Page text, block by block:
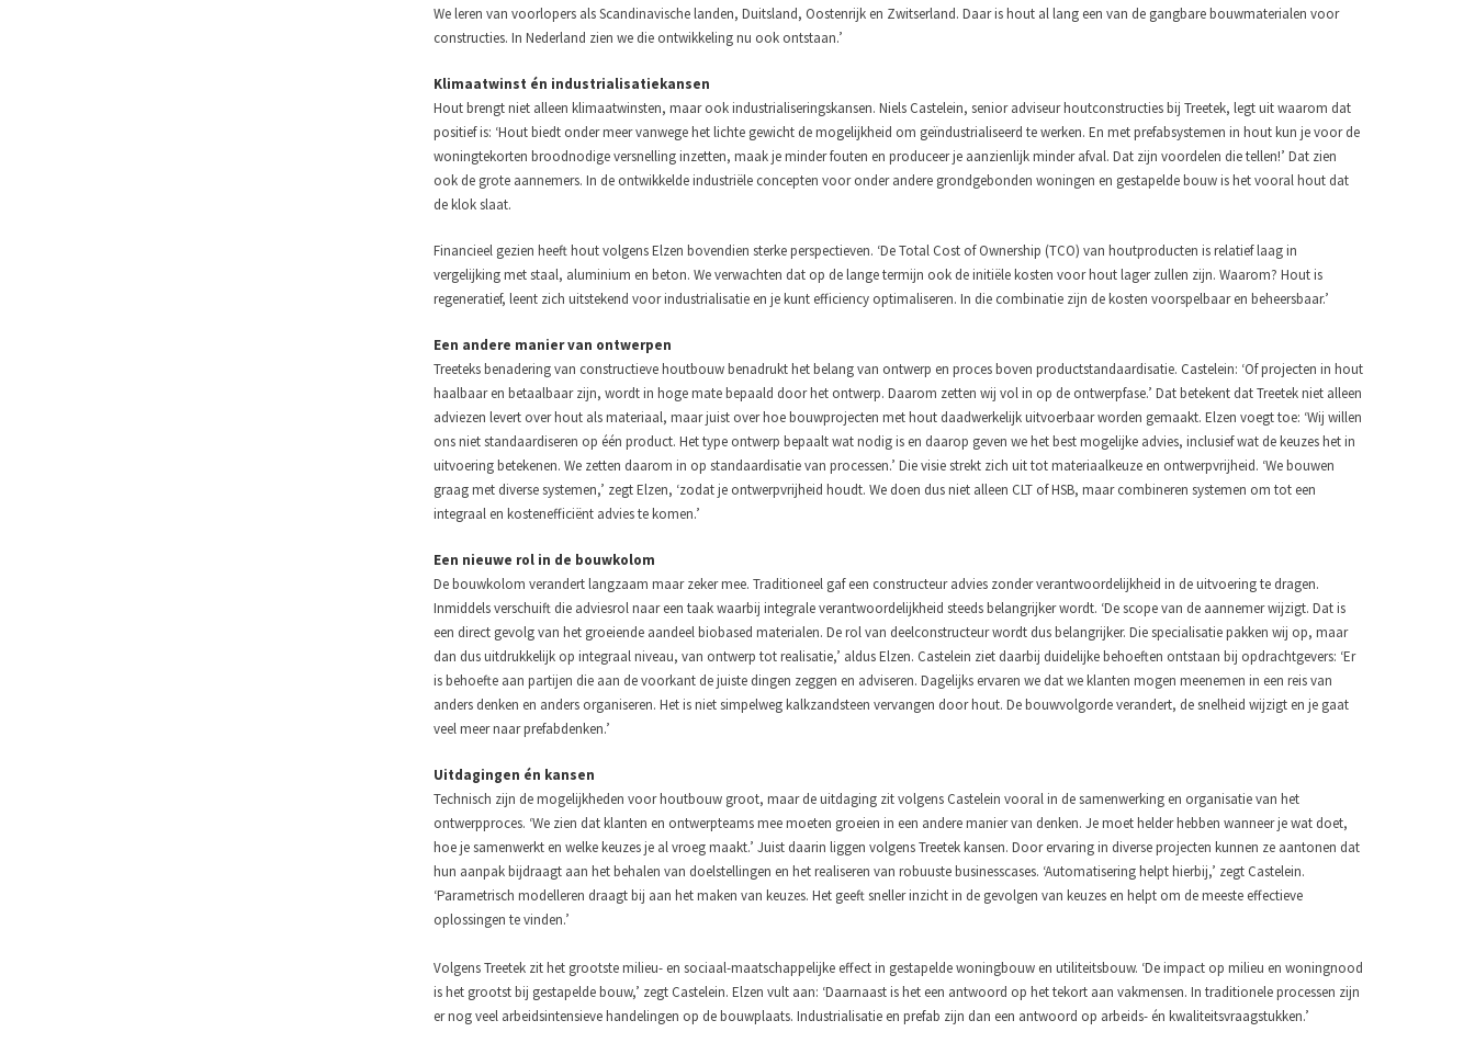
We leren van voorlopers als Scandinavische landen, Duitsland, Oostenrijk en Zwitserland. Daar is hout al lang een van de gangbare bouwmaterialen voor
constructies. In Nederland zien we die ontwikkeling nu ook ontstaan.’
Klimaatwinst én industrialisatiekansen
Hout brengt niet alleen klimaatwinsten, maar ook industrialiseringskansen. Niels Castelein, senior adviseur houtconstructies bij Treetek, legt uit waarom dat
positief is: ‘Hout biedt onder meer vanwege het lichte gewicht de mogelijkheid om geïndustrialiseerd te werken. En met prefabsystemen in hout kun je voor de
woningtekorten broodnodige versnelling inzetten, maak je minder fouten en produceer je aanzienlijk minder afval. Dat zijn voordelen die tellen!’ Dat zien
ook de grote aannemers. In de ontwikkelde industriële concepten voor onder andere grondgebonden woningen en gestapelde bouw is het vooral hout dat
de klok slaat.
Financieel gezien heeft hout volgens Elzen bovendien sterke perspectieven. ‘De Total Cost of Ownership (TCO) van houtproducten is relatief laag in
vergelijking met staal, aluminium en beton. We verwachten dat op de lange termijn ook de initiële kosten voor hout lager zullen zijn. Waarom? Hout is
regeneratief, leent zich uitstekend voor industrialisatie en je kunt efficiency optimaliseren. In die combinatie zijn de kosten voorspelbaar en beheersbaar.’
Een andere manier van ontwerpen
Treeteks benadering van constructieve houtbouw benadrukt het belang van ontwerp en proces boven productstandaardisatie. Castelein: ‘Of projecten in hout
haalbaar en betaalbaar zijn, wordt in hoge mate bepaald door het ontwerp. Daarom zetten wij vol in op de ontwerpfase.’ Dat betekent dat Treetek niet alleen
adviezen levert over hout als materiaal, maar juist over hoe bouwprojecten met hout daadwerkelijk uitvoerbaar worden gemaakt. Elzen voegt toe: ‘Wij willen
ons niet standaardiseren op één product. Het type ontwerp bepaalt wat nodig is en daarop geven we het best mogelijke advies, inclusief wat de keuzes het in
uitvoering betekenen. We zetten daarom in op standaardisatie van processen.’ Die visie strekt zich uit tot materiaalkeuze en ontwerpvrijheid. ‘We bouwen
graag met diverse systemen,’ zegt Elzen, ‘zodat je ontwerpvrijheid houdt. We doen dus niet alleen CLT of HSB, maar combineren systemen om tot een
integraal en kostenefficiënt advies te komen.’
Een nieuwe rol in de bouwkolom
De bouwkolom verandert langzaam maar zeker mee. Traditioneel gaf een constructeur advies zonder verantwoordelijkheid in de uitvoering te dragen.
Inmiddels verschuift die adviesrol naar een taak waarbij integrale verantwoordelijkheid steeds belangrijker wordt. ‘De scope van de aannemer wijzigt. Dat is
een direct gevolg van het groeiende aandeel biobased materialen. De rol van deelconstructeur wordt dus belangrijker. Die specialisatie pakken wij op, maar
dan dus uitdrukkelijk op integraal niveau, van ontwerp tot realisatie,’ aldus Elzen. Castelein ziet daarbij duidelijke behoeften ontstaan bij opdrachtgevers: ‘Er
is behoefte aan partijen die aan de voorkant de juiste dingen zeggen en adviseren. Dagelijks ervaren we dat we klanten mogen meenemen in een reis van
anders denken en anders organiseren. Het is niet simpelweg kalkzandsteen vervangen door hout. De bouwvolgorde verandert, de snelheid wijzigt en je gaat
veel meer naar prefabdenken.’
Uitdagingen én kansen
Technisch zijn de mogelijkheden voor houtbouw groot, maar de uitdaging zit volgens Castelein vooral in de samenwerking en organisatie van het
ontwerpproces. ‘We zien dat klanten en ontwerpteams mee moeten groeien in een andere manier van denken. Je moet helder hebben wanneer je wat doet,
hoe je samenwerkt en welke keuzes je al vroeg maakt.’ Juist daarin liggen volgens Treetek kansen. Door ervaring in diverse projecten kunnen ze aantonen dat
hun aanpak bijdraagt aan het behalen van doelstellingen en het realiseren van robuuste businesscases. ‘Automatisering helpt hierbij,’ zegt Castelein.
‘Parametrisch modelleren draagt bij aan het maken van keuzes. Het geeft sneller inzicht in de gevolgen van keuzes en helpt om de meeste effectieve
oplossingen te vinden.’
Volgens Treetek zit het grootste milieu- en sociaal-maatschappelijke effect in gestapelde woningbouw en utiliteitsbouw. ‘De impact op milieu en woningnood
is het grootst bij gestapelde bouw,’ zegt Castelein. Elzen vult aan: ‘Daarnaast is het een antwoord op het tekort aan vakmensen. In traditionele processen zijn
er nog veel arbeidsintensieve handelingen op de bouwplaats. Industrialisatie en prefab zijn dan een antwoord op arbeids- én kwaliteitsvraagstukken.’